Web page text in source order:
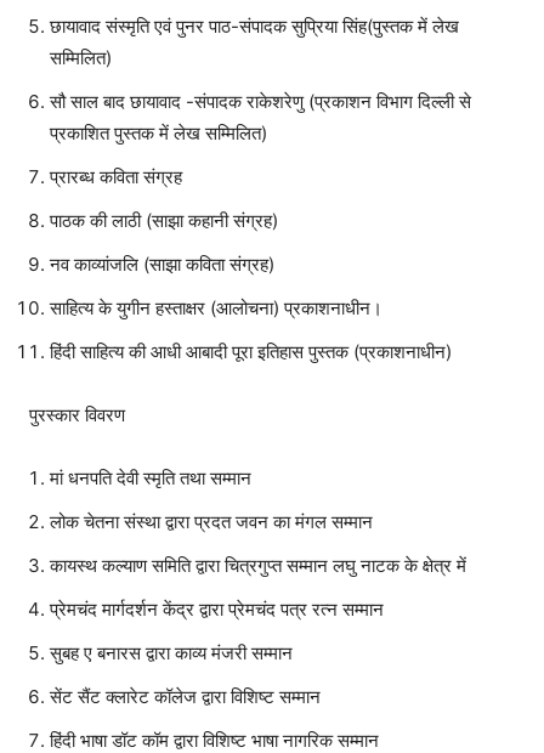
छायावाद संस्मृति एवं पुनर पाठ-संपादक सुप्रिया सिंह(पुस्तक में लेख
सम्मिलित)
सौ साल बाद छायावाद -संपादक राकेशरेणु (प्रकाशन विभाग दिल्ली से
प्रकाशित पुस्तक में लेख सम्मिलित)
प्रारब्ध कविता संग्रह
पाठक की लाठी (साझा कहानी संग्रह)
नव काव्यांजलि (साझा कविता संग्रह)
साहित्य के युगीन हस्ताक्षर (आलोचना) प्रकाशनाधीन।
हिंदी साहित्य की आधी आबादी पूरा इतिहास पुस्तक (प्रकाशनाधीन)
पुरस्कार विवरण
मां धनपति देवी स्मृति तथा सम्मान
लोक चेतना संस्था द्वारा प्रदत जवन का मंगल सम्मान
कायस्थ कल्याण समिति द्वारा चित्रगुप्त सम्मान लघु नाटक के क्षेत्र में
प्रेमचंद मार्गदर्शन केंद्र द्वारा प्रेमचंद पत्र रत्न सम्मान
सुबह ए बनारस द्वारा काव्य मंजरी सम्मान
सेंट सैंट क्लारेट कॉलेज द्वारा विशिष्ट सम्मान
हिंदी भाषा डॉट कॉम द्वारा विशिष्ट भाषा नागरिक सम्मान